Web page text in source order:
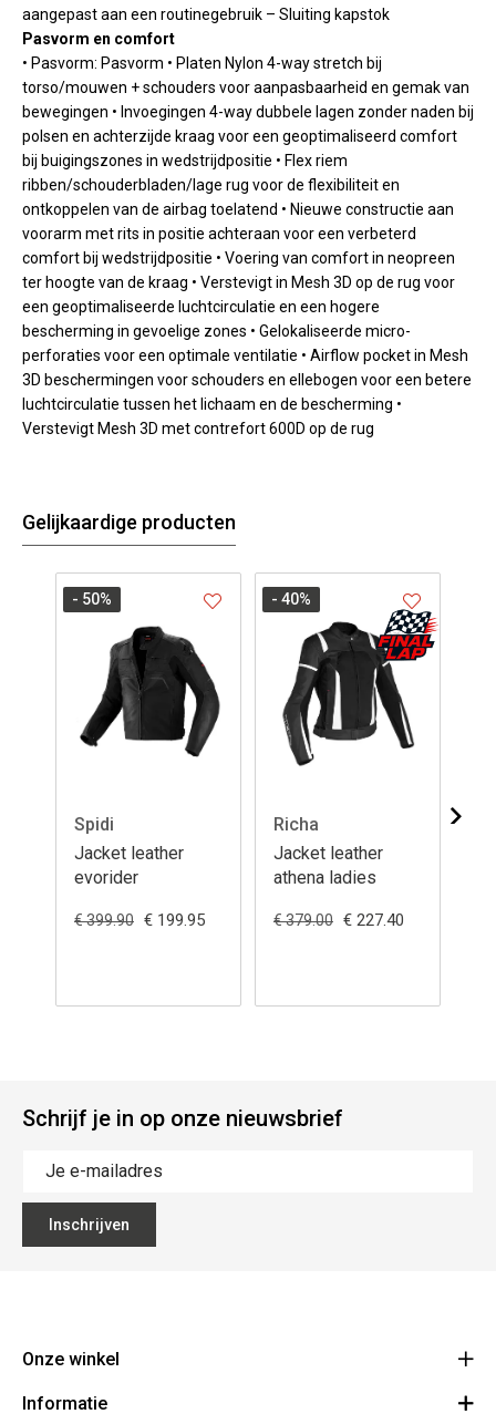
aangepast aan een routinegebruik – Sluiting kapstok
Pasvorm en comfort
• Pasvorm: Pasvorm • Platen Nylon 4-way stretch bij
torso/mouwen + schouders voor aanpasbaarheid en gemak van
bewegingen • Invoegingen 4-way dubbele lagen zonder naden bij
polsen en achterzijde kraag voor een geoptimaliseerd comfort
bij buigingszones in wedstrijdpositie • Flex riem
ribben/schouderbladen/lage rug voor de flexibiliteit en
ontkoppelen van de airbag toelatend • Nieuwe constructie aan
voorarm met rits in positie achteraan voor een verbeterd
comfort bij wedstrijdpositie • Voering van comfort in neopreen
ter hoogte van de kraag • Verstevigt in Mesh 3D op de rug voor
een geoptimaliseerde luchtcirculatie en een hogere
bescherming in gevoelige zones • Gelokaliseerde micro-
perforaties voor een optimale ventilatie • Airflow pocket in Mesh
3D beschermingen voor schouders en ellebogen voor een betere
luchtcirculatie tussen het lichaam en de bescherming •
Verstevigt Mesh 3D met contrefort 600D op de rug
Gelijkaardige producten
Spidi
Jacket leather
evorider
€ 399.90 € 199.95
- 50%
Richa
Jacket leather
athena ladies
€ 379.00 € 227.40
- 40%
Schrijf je in op onze nieuwsbrief
Inschrijven
Onze winkel
Vanzeebroeck Motors
Informatie